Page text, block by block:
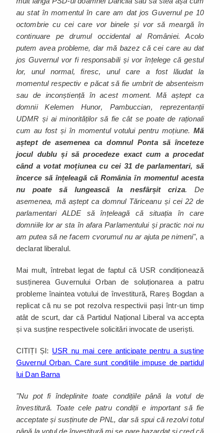
au stat în momentul în care am dat jos Guvernul pe 10
octombrie cu cei care vor binele și vor să meargă în
continuare pe drumul occidental al României. Acolo
putem avea probleme, dar mă bazez că cei care au dat
jos Guvernul vor fi responsabili și vor înțelege că gestul
lor, unul normal, firesc, unul care a fost lăudat la
momentul respectiv e păcat să fie umbrit de absenteism
sau de inconștiență în acest moment. Mă aștept ca
domnii Kelemen Hunor, Pambuccian, reprezentanții
UDMR și ai minorităților să fie cât se poate de raționali
cum au fost și în momentul votului pentru moțiune. Mă
aștept de asemenea ca domnul Ponta să înceteze
jocul dublu și să procedeze exact cum a procedat
când a votat moțiunea cu cei 31 de parlamentari, să
încerce să înțeleagă că România în momentul acesta
nu poate să lungească la nesfârșit criza. De
asemenea, mă aștept ca domnul Tăriceanu și cei 22 de
parlamentari ALDE să înțeleagă că situația în care
domniile lor ar sta în afara Parlamentului și practic noi nu
am putea să ne facem cvorumul nu ar ajuta pe nimeni", a
declarat liberalul.
Mai mult, întrebat legat de faptul că USR condiționează
susținerea Guvernului Orban de soluționarea a patru
probleme înaintea votului de învestitură, Rareș Bogdan a
replicat că nu se pot rezolva respectivii pași într-un timp
atât de scurt, dar că Partidul Național Liberal va accepta
și va susține respectivele solicitări invocate de useriști.
CITIȚI ȘI: USR nu mai cere anticipate pentru a susține
Guvernul Orban. Care sunt condițiile impuse de partidul
lui Dan Barna
"Nu pot fi îndeplinite toate condițiile până la votul de
învestitură. Toate cele patru condiții e important să fie
acceptate și susținute de PNL, dar să spui că rezolvi totul
până la votul de învestitură mi se pare hazardat și cred că